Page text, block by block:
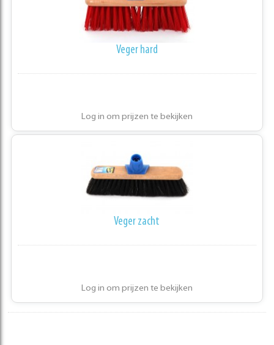
Veger hard
Log in om prijzen te bekijken
Veger zacht
Log in om prijzen te bekijken